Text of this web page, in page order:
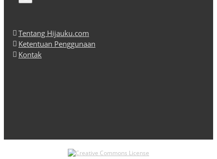
Tentang Hijauku.com
Ketentuan Penggunaan
Kontak